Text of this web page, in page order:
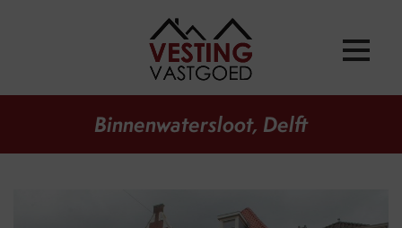
Binnenwatersloot, Delft